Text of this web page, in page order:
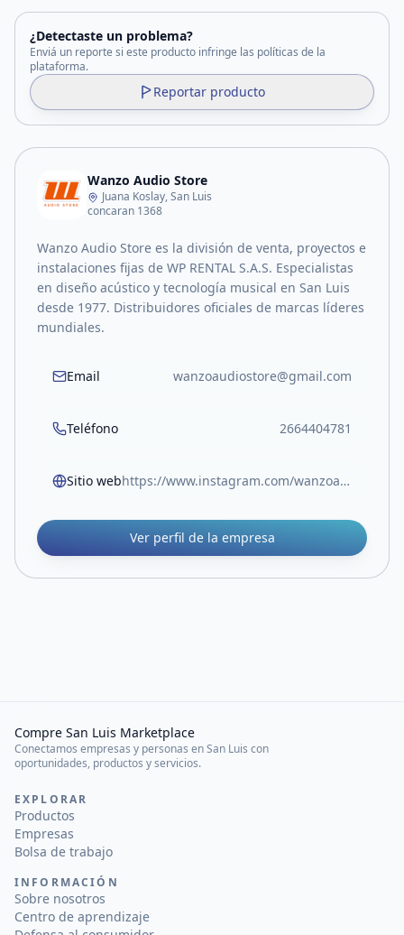
¿Detectaste un problema?
Enviá un reporte si este producto infringe las políticas de la
plataforma.
Reportar producto
Wanzo Audio Store
Juana Koslay, San Luis
concaran 1368
Wanzo Audio Store es la división de venta, proyectos e
instalaciones fijas de WP RENTAL S.A.S. Especialistas
en diseño acústico y tecnología musical en San Luis
desde 1977. Distribuidores oficiales de marcas líderes
mundiales.
Email wanzoaudiostore@gmail.com
Teléfono 2664404781
Sitio web https://www.instagram.com/wanzoaudiostore/
Ver perfil de la empresa
Compre San Luis Marketplace
Conectamos empresas y personas en San Luis con
oportunidades, productos y servicios.
EXPLORAR
Productos
Empresas
Bolsa de trabajo
INFORMACIÓN
Sobre nosotros
Centro de aprendizaje